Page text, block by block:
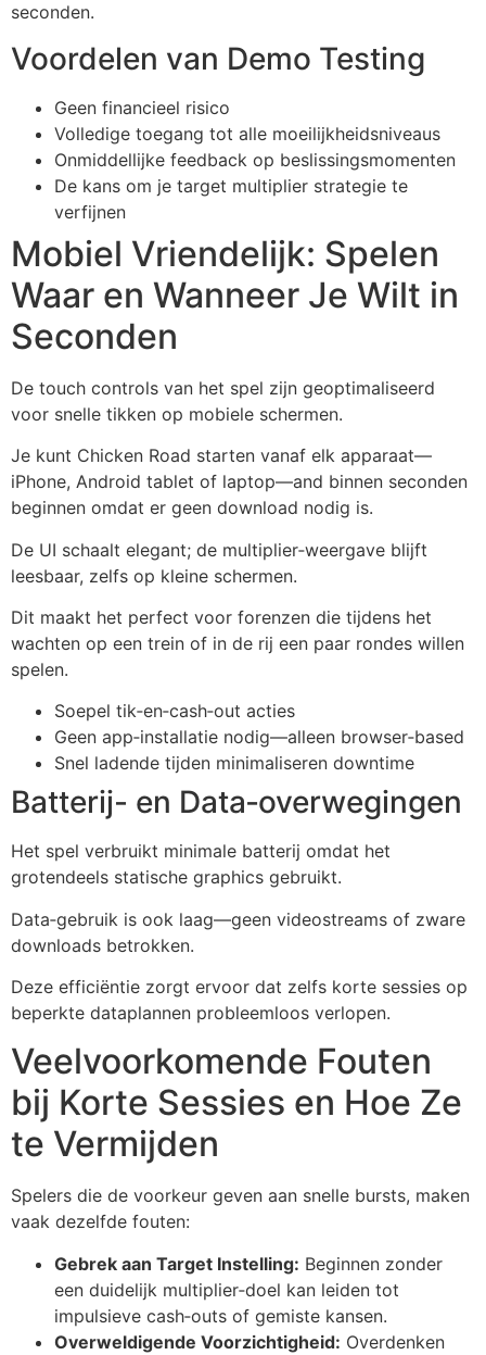
seconden.
Voordelen van Demo Testing
Geen financieel risico
Volledige toegang tot alle moeilijkheidsniveaus
Onmiddellijke feedback op beslissingsmomenten
De kans om je target multiplier strategie te
verfijnen
Mobiel Vriendelijk: Spelen
Waar en Wanneer Je Wilt in
Seconden
De touch controls van het spel zijn geoptimaliseerd
voor snelle tikken op mobiele schermen.
Je kunt Chicken Road starten vanaf elk apparaat—
iPhone, Android tablet of laptop—and binnen seconden
beginnen omdat er geen download nodig is.
De UI schaalt elegant; de multiplier‑weergave blijft
leesbaar, zelfs op kleine schermen.
Dit maakt het perfect voor forenzen die tijdens het
wachten op een trein of in de rij een paar rondes willen
spelen.
Soepel tik‑en‑cash‑out acties
Geen app‑installatie nodig—alleen browser‑based
Snel ladende tijden minimaliseren downtime
Batterij- en Data‑overwegingen
Het spel verbruikt minimale batterij omdat het
grotendeels statische graphics gebruikt.
Data‑gebruik is ook laag—geen videostreams of zware
downloads betrokken.
Deze efficiëntie zorgt ervoor dat zelfs korte sessies op
beperkte dataplannen probleemloos verlopen.
Veelvoorkomende Fouten
bij Korte Sessies en Hoe Ze
te Vermijden
Spelers die de voorkeur geven aan snelle bursts, maken
vaak dezelfde fouten:
Gebrek aan Target Instelling: Beginnen zonder
een duidelijk multiplier‑doel kan leiden tot
impulsieve cash‑outs of gemiste kansen.
Overweldigende Voorzichtigheid: Overdenken